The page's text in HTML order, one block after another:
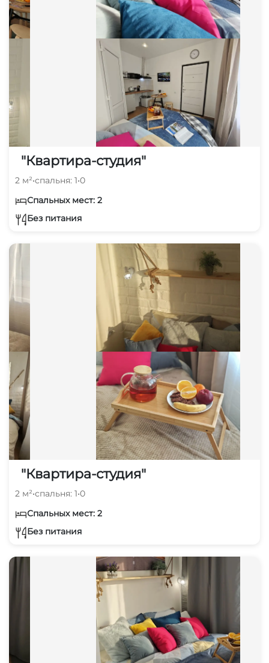
"Квартира-студия"
2 м²•спальня: 1•0
Спальных мест: 2
Без питания
"Квартира-студия"
2 м²•спальня: 1•0
Спальных мест: 2
Без питания